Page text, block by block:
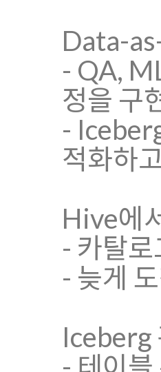
Data-
- QA,
정을 구
-
적화하
Hive에
- 카탈
- 늦게
Iceberg